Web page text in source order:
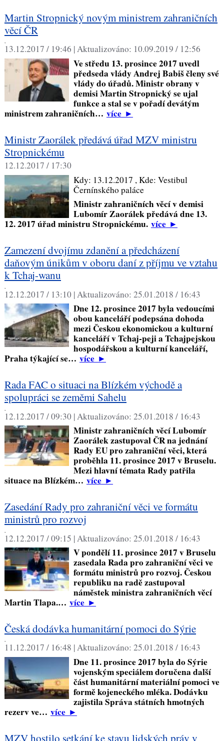
Martin Stropnický novým ministrem zahraničních
věcí ČR
,
13.12.2017 / 19:46 |Aktualizováno: 10.09.2019 / 12:56
Ve středu 13. prosince 2017 uvedl
předseda vlády Andrej Babiš členy své
vlády do úřadů. Ministr obrany v
demisi Martin Stropnický se ujal
funkce a stal se v pořadí devátým
ministrem zahraničních… více►
Ministr Zaorálek předává úřad MZV ministru
Stropnickému
12.12.2017 / 17:30
Kdy: 13.12.2017 , Kde: Vestibul
Černínského paláce
Ministr zahraničních věcí v demisi
Lubomír Zaorálek předává dne 13.
12. 2017 úřad ministru Stropnickému. více►
Zamezení dvojímu zdanění a předcházení
daňovým únikům v oboru daní z příjmu ve vztahu
k Tchaj-wanu
12.12.2017 / 13:10 | Aktualizováno: 25.01.2018 / 16:43
Dne 12. prosince 2017 byla vedoucími
obou kanceláří podepsána dohoda
mezi Českou ekonomickou a kulturní
kanceláří v Tchaj-peji a Tchajpejskou
hospodářskou a kulturní kanceláří,
Praha týkající se… více►
Rada FAC o situaci na Blízkém východě a
spolupráci se zeměmi Sahelu
12.12.2017 / 09:30 | Aktualizováno: 25.01.2018 / 16:43
Ministr zahraničních věcí Lubomír
Zaorálek zastupoval ČR na jednání
Rady EU pro zahraniční věci, která
proběhla 11. prosince 2017 v Bruselu.
Mezi hlavní témata Rady patřila
situace na Blízkém… více►
Zasedání Rady pro zahraniční věci ve formátu
ministrů pro rozvoj
12.12.2017 / 09:15 | Aktualizováno: 25.01.2018 / 16:43
V pondělí 11. prosince 2017 v Bruselu
zasedala Rada pro zahraniční věci ve
formátu ministrů pro rozvoj. Českou
republiku na radě zastupoval
náměstek ministra zahraničních věcí
Martin Tlapa.… více►
Česká dodávka humanitární pomoci do Sýrie
,
11.12.2017 / 16:48 |Aktualizováno: 25.01.2018 / 16:43
Dne 11. prosince 2017 byla do Sýrie
vojenským speciálem doručena další
část humanitární materiální pomoci ve
formě kojeneckého mléka. Dodávku
zajistila Správa státních hmotných
rezerv ve… více►
MZV hostilo setkání ke stavu lidských práv v